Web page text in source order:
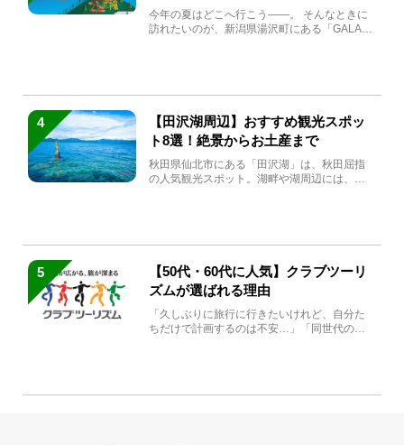
生まれ変わる
今年の夏はどこへ行こう――。 そんなときに
訪れたいのが、新潟県湯沢町にある「GALA湯
4
【田沢湖周辺】おすすめ観光スポッ
ト8選！絶景からお土産まで
秋田県仙北市にある「田沢湖」は、秋田屈指
の人気観光スポット。湖畔や湖周辺には、田
5
【50代・60代に人気】クラブツーリ
ズムが選ばれる理由
「久しぶりに旅行に行きたいけれど、自分た
ちだけで計画するのは不安…」「同世代の方